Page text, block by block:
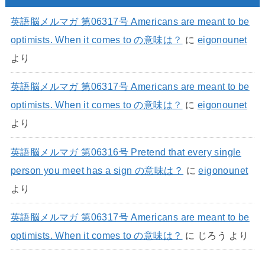
英語脳メルマガ 第06317号 Americans are meant to be
optimists. When it comes to の意味は？ に eigonounet
より
英語脳メルマガ 第06317号 Americans are meant to be
optimists. When it comes to の意味は？ に eigonounet
より
英語脳メルマガ 第06316号 Pretend that every single
person you meet has a sign の意味は？ にeigonounet
より
英語脳メルマガ 第06317号 Americans are meant to be
optimists. When it comes to の意味は？ に じろう より